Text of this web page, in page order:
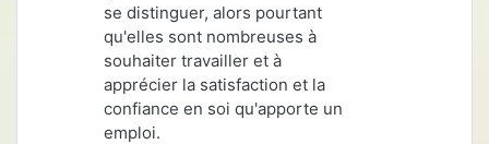
se distinguer, alors pourtant
qu'elles sont nombreuses à
souhaiter travailler et à
apprécier la satisfaction et la
confiance en soi qu'apporte un
emploi.